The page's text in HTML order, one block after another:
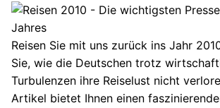
Reisen Sie mit uns zurück ins Jahr
Sie, wie die Deutschen trotz
Turbulenzen ihre Reiselust nicht
Artikel bietet Ihnen einen